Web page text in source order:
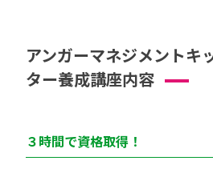
アンガーマネジメントキ
ター養成講座内容
３時間で資格取得！